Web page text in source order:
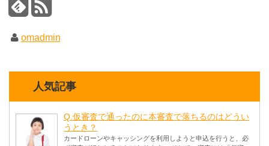
omadmin
人気記事
Q.仮審査で通ったのに本審査で落ちるのはどうい
うとき？
カードローンやキャッシングを利用しようと申込を行うと、必